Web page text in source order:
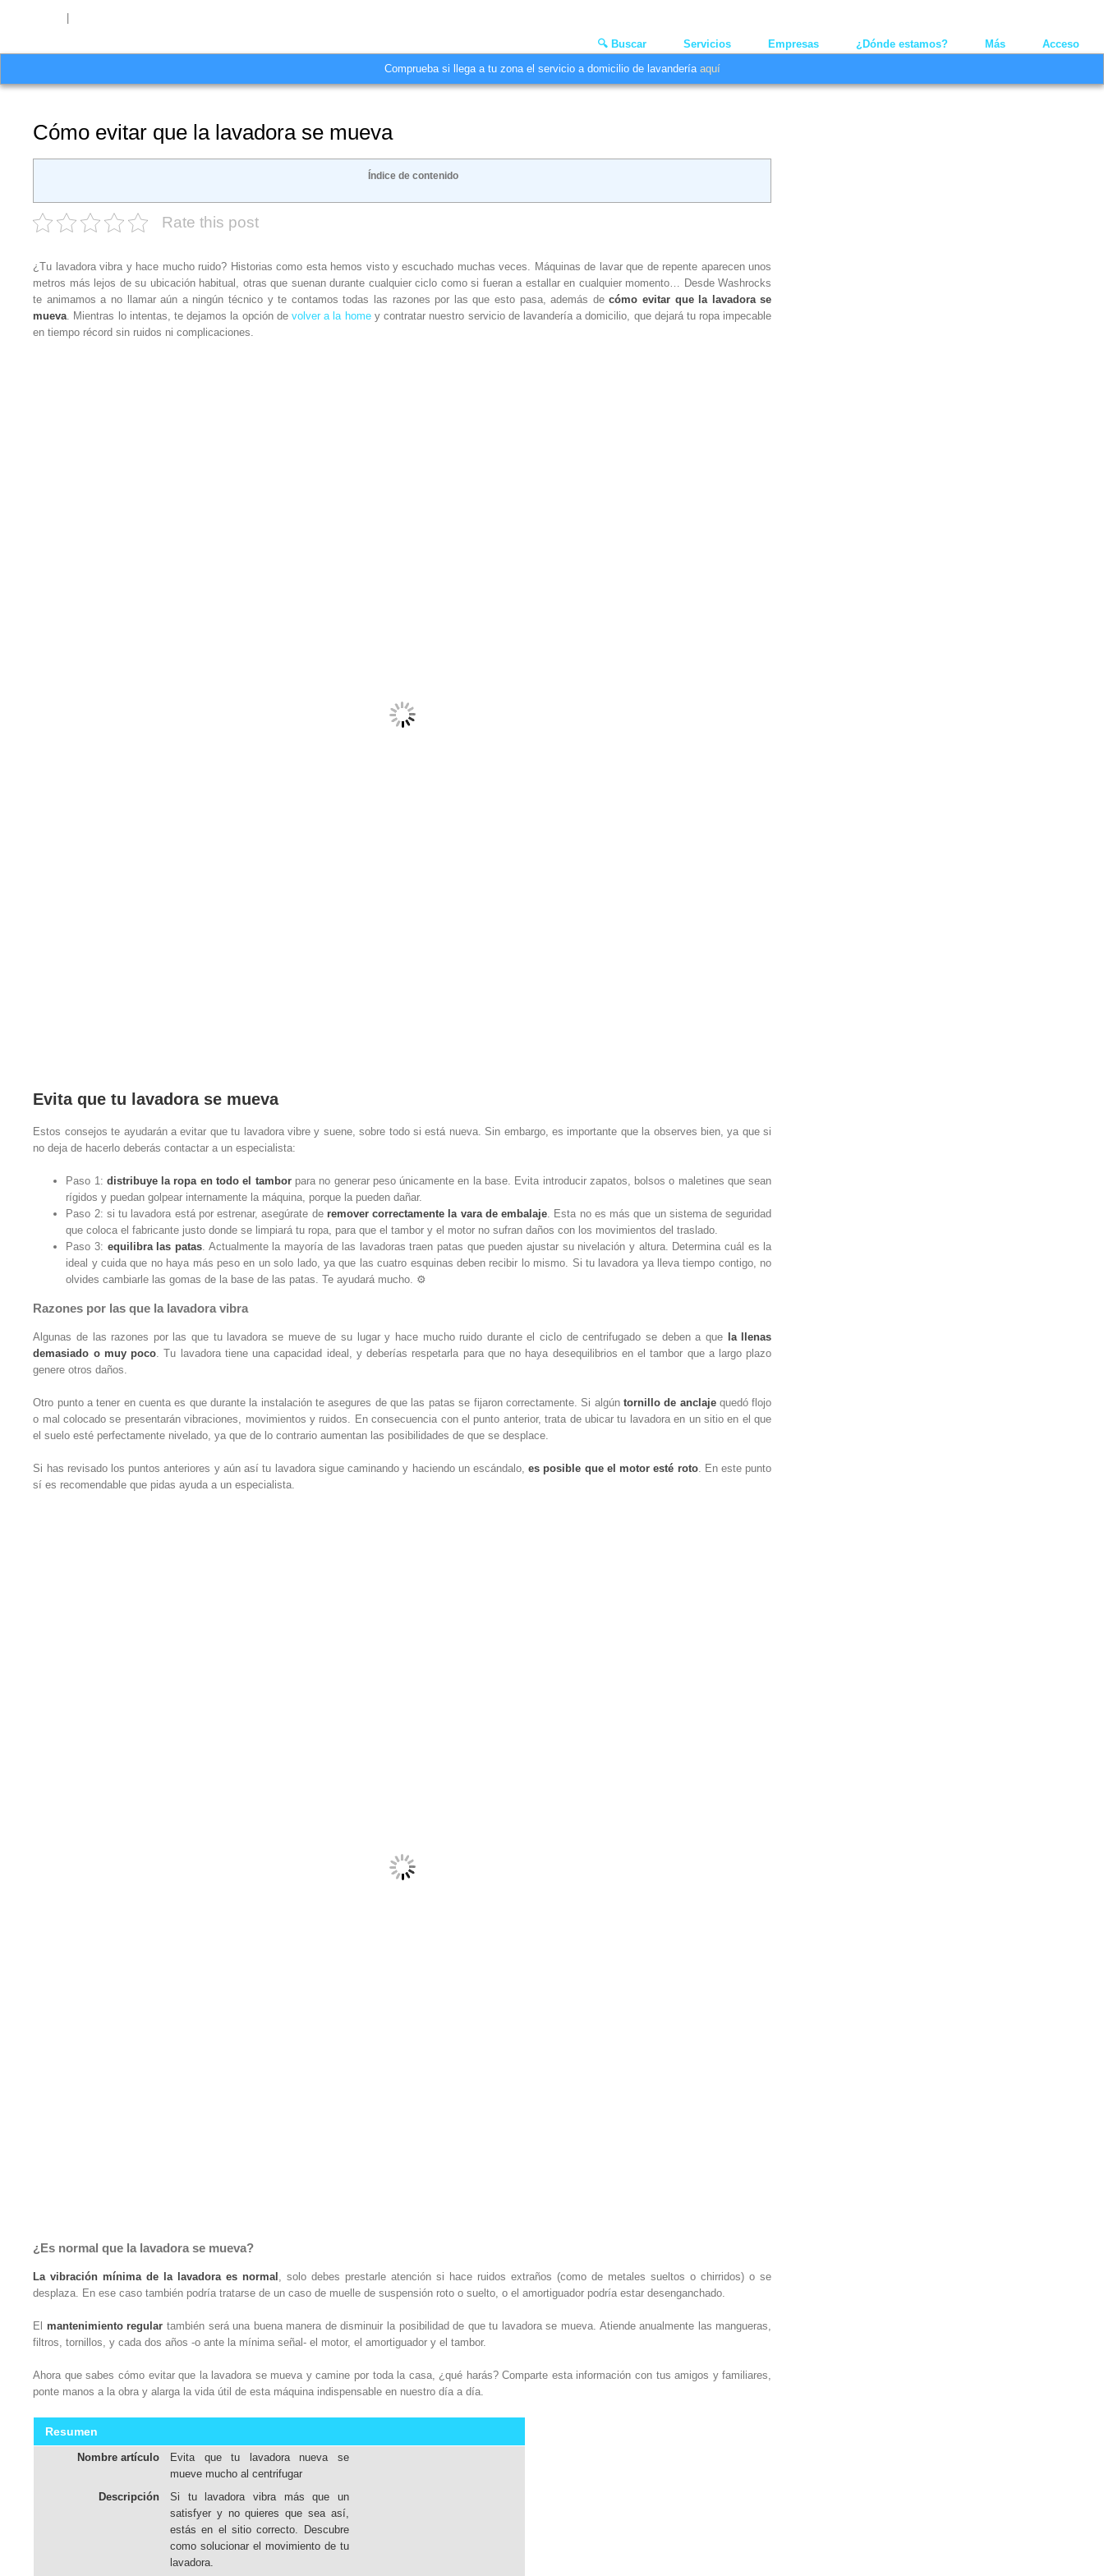
🔍 Buscar Servicios Empresas ¿Dónde estamos? Más Acceso
Cómo evitar que la lavadora se mueva
Índice de contenido
Rate this post
¿Tu lavadora vibra y hace mucho ruido? Historias como esta hemos visto y escuchado muchas veces. Máquinas de lavar que de repente aparecen unos
metros más lejos de su ubicación habitual, otras que suenan durante cualquier ciclo como si fueran a estallar en cualquier momento… Desde Washrocks
te animamos a no llamar aún a ningún técnico y te contamos todas las razones por las que esto pasa, además decómo evitar que la lavadora se
mueva. Mientras lo intentas, te dejamos la opción devolver a la homey contratar nuestro servicio de lavandería a domicilio, que dejará tu ropa impecable
en tiempo récord sin ruidos ni complicaciones.
Evita que tu lavadora se mueva
Estos consejos te ayudarán a evitar que tu lavadora vibre y suene, sobre todo si está nueva. Sin embargo, es importante que la observes bien, ya que si
no deja de hacerlo deberás contactar a un especialista:
Paso 1: distribuye la ropa en todo el tamborpara no generar peso únicamente en la base. Evita introducir zapatos, bolsos o maletines que sean
rígidos y puedan golpear internamente la máquina, porque la pueden dañar.
Paso 2: si tu lavadora está por estrenar, asegúrate de remover correctamente la vara de embalaje . Esta no es más que un sistema de seguridad
que coloca el fabricante justo donde se limpiará tu ropa, para que el tambor y el motor no sufran daños con los movimientos del traslado.
Paso 3: equilibra las patas. Actualmente la mayoría de las lavadoras traen patas que pueden ajustar su nivelación y altura. Determina cuál es la
ideal y cuida que no haya más peso en un solo lado, ya que las cuatro esquinas deben recibir lo mismo. Si tu lavadora ya lleva tiempo contigo, no
olvides cambiarle las gomas de la base de las patas. Te ayudará mucho. ⚙️
Razones por las que la lavadora vibra
Algunas de las razones por las que tu lavadora se mueve de su lugar y hace mucho ruido durante el ciclo de centrifugado se deben a que
la llenas
demasiado o muy poco . Tu lavadora tiene una capacidad ideal, y deberías respetarla para que no haya desequilibrios en el tambor que a largo plazo
genere otros daños.
Otro punto a tener en cuenta es que durante la instalación te asegures de que las patas se fijaron correctamente. Si algún tornillo de anclajequedó flojo
o mal colocado se presentarán vibraciones, movimientos y ruidos. En consecuencia con el punto anterior, trata de ubicar tu lavadora en un sitio en el que
el suelo esté perfectamente nivelado, ya que de lo contrario aumentan las posibilidades de que se desplace.
Si has revisado los puntos anteriores y aún así tu lavadora sigue caminando y haciendo un escándalo,es posible que el motor esté roto. En este punto
sí es recomendable que pidas ayuda a un especialista.
¿Es normal que la lavadora se mueva?
La vibración mínima de la lavadora es normal , solo debes prestarle atención si hace ruidos extraños (como de metales sueltos o chirridos) o se
desplaza. En ese caso también podría tratarse de un caso de muelle de suspensión roto o suelto, o el amortiguador podría estar desenganchado.
El mantenimiento regular también será una buena manera de disminuir la posibilidad de que tu lavadora se mueva. Atiende anualmente las mangueras,
filtros, tornillos, y cada dos años -o ante la mínima señal- el motor, el amortiguador y el tambor.
Ahora que sabes cómo evitar que la lavadora se mueva y camine por toda la casa, ¿qué harás? Comparte esta información con tus amigos y familiares,
ponte manos a la obra y alarga la vida útil de esta máquina indispensable en nuestro día a día.
Resumen
Nombre artículo
Evita que tu lavadora nueva se
mueve mucho al centrifugar
Descripción
Si tu lavadora vibra más que un
satisfyer y no quieres que sea así,
estás en el sitio correcto. Descubre
como solucionar el movimiento de tu
lavadora.
Comprueba si llega a tu zona el servicio a domicilio de lavandería aquí